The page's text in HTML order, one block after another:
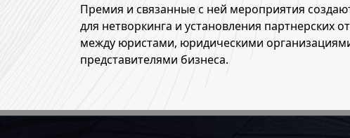
Премия и связанные с ней мероприятия
для нетворкинга и установления партнерских
между юристами, юридическими
представителями бизнеса.